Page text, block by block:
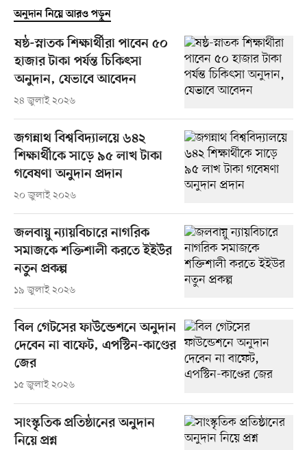
অনুদান নিয়ে আরও পড়ুন
ষষ্ঠ-স্নাতক শিক্ষার্থীরা পাবেন ৫০
হাজার টাকা পর্যন্ত চিকিৎসা
অনুদান, যেভাবে আবেদন
২৪ জুলাই ২০২৬
জগন্নাথ বিশ্ববিদ্যালয়ে ৬৪২
শিক্ষার্থীকে সাড়ে ৯৫ লাখ টাকা
গবেষণা অনুদান প্রদান
২০ জুলাই ২০২৬
জলবায়ু ন্যায়বিচারে নাগরিক
সমাজকে শক্তিশালী করতে ইইউর
নতুন প্রকল্প
১৯ জুলাই ২০২৬
বিল গেটসের ফাউন্ডেশনে অনুদান
দেবেন না বাফেট, এপস্টিন-কাণ্ডের
জের
১৫ জুলাই ২০২৬
সাংস্কৃতিক প্রতিষ্ঠানের অনুদান
নিয়ে প্রশ্ন